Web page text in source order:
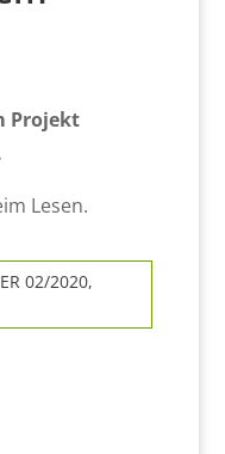
Projekt
Lesen.
02/2020,